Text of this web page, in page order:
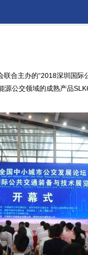
合主办的“2018深圳国
公交领域的成熟产品